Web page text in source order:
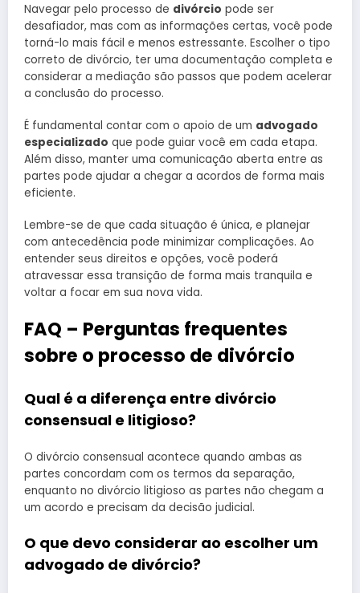
Navegar pelo processo de divórcio pode ser
desafiador, mas com as informações certas, você pode
torná-lo mais fácil e menos estressante. Escolher o tipo
correto de divórcio, ter uma documentação completa e
considerar a mediação são passos que podem acelerar
a conclusão do processo.
É fundamental contar com o apoio de um advogado
especializado que pode guiar você em cada etapa.
Além disso, manter uma comunicação aberta entre as
partes pode ajudar a chegar a acordos de forma mais
eficiente.
Lembre-se de que cada situação é única, e planejar
com antecedência pode minimizar complicações. Ao
entender seus direitos e opções, você poderá
atravessar essa transição de forma mais tranquila e
voltar a focar em sua nova vida.
FAQ – Perguntas frequentes
sobre o processo de divórcio
Qual é a diferença entre divórcio
consensual e litigioso?
O divórcio consensual acontece quando ambas as
partes concordam com os termos da separação,
enquanto no divórcio litigioso as partes não chegam a
um acordo e precisam da decisão judicial.
O que devo considerar ao escolher um
advogado de divórcio?